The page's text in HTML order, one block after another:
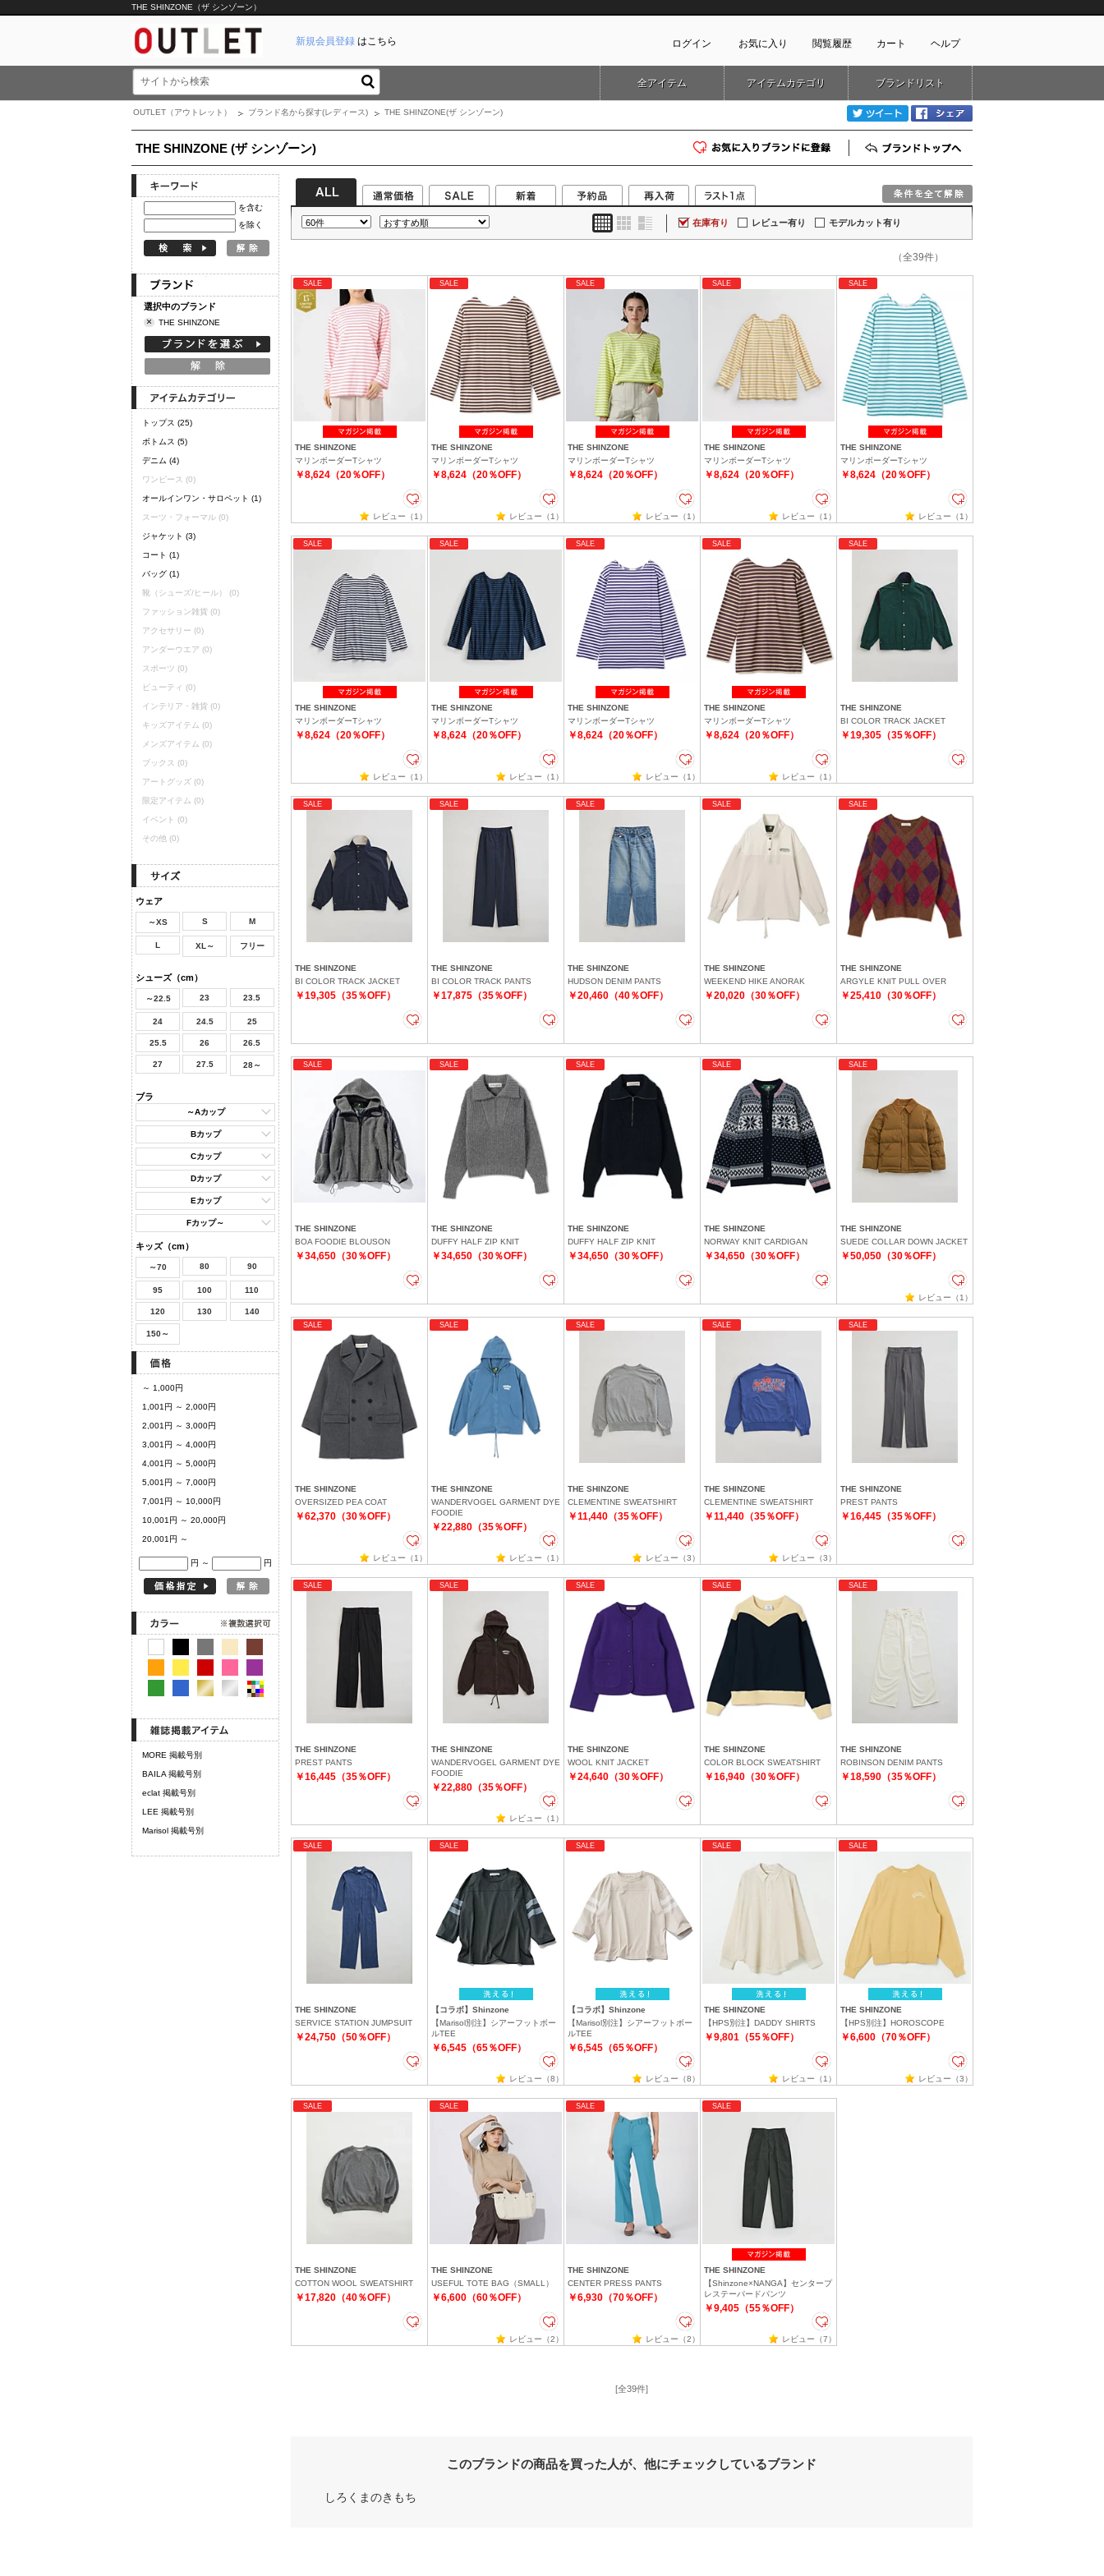
THE SHINZONE（ザ シンゾーン）
新規会員登録 はこちら ログイン お気に入り 閲覧履歴 カート
カートに商品がありません
ヘルプ
ショッピングガイド
配送・送料について
会員特典のご案内
初めてのお客様
よくあるご質問
お問合せ
ブランドリスト
アイテムカテゴリ
全アイテム
OUTLET（アウトレット） ブランド名から探す(レディース) THE SHINZONE(ザ シンゾーン)
THE SHINZONE (ザ シンゾーン)
お気に入りブランド登録
を含む
を除く
選択中のブランド
× THE SHINZONE
トップス (25)
ボトムス (5)
デニム (4)
ワンピース (0)
オールインワン・サロペット (1)
スーツ・フォーマル (0)
ジャケット (3)
コート (1)
バッグ (1)
靴（シューズ/ヒール） (0)
ファッション雑貨 (0)
アクセサリー (0)
アンダーウエア (0)
スポーツ (0)
ビューティ (0)
インテリア・雑貨 (0)
キッズアイテム (0)
メンズアイテム (0)
ブックス (0)
アートグッズ (0)
限定アイテム (0)
イベント (0)
その他 (0)
ウェア
～XS S M
L XL～ フリー
シューズ（cm）
～22.5 23 23.5
24 24.5 25
25.5 26 26.5
27 27.5 28～
ブラ
～Aカップ
Bカップ
Cカップ
Dカップ
Eカップ
Fカップ～
キッズ（cm）
～70 80 90
95 100 110
120 130 140
150～
～ 1,000円
1,001円 ～ 2,000円
2,001円 ～ 3,000円
3,001円 ～ 4,000円
4,001円 ～ 5,000円
5,001円 ～ 7,000円
7,001円 ～ 10,000円
10,001円 ～ 20,000円
20,001円 ～
円 ～ 円
MORE 掲載号別
BAILA 掲載号別
eclat 掲載号別
LEE 掲載号別
Marisol 掲載号別
在庫有り レビュー有り モデルカット有り
（全39件）
SALE
THE SHINZONE
マリンボーダーTシャツ
￥8,624（20％OFF）
レビュー（1）
SALE
THE SHINZONE
マリンボーダーTシャツ
￥8,624（20％OFF）
レビュー（1）
SALE
THE SHINZONE
マリンボーダーTシャツ
￥8,624（20％OFF）
レビュー（1）
SALE
THE SHINZONE
マリンボーダーTシャツ
￥8,624（20％OFF）
レビュー（1）
SALE
THE SHINZONE
マリンボーダーTシャツ
￥8,624（20％OFF）
レビュー（1）
SALE
THE SHINZONE
マリンボーダーTシャツ
￥8,624（20％OFF）
レビュー（1）
SALE
THE SHINZONE
マリンボーダーTシャツ
￥8,624（20％OFF）
レビュー（1）
SALE
THE SHINZONE
マリンボーダーTシャツ
￥8,624（20％OFF）
レビュー（1）
SALE
THE SHINZONE
マリンボーダーTシャツ
￥8,624（20％OFF）
レビュー（1）
SALE
THE SHINZONE
BI COLOR TRACK JACKET
￥19,305（35％OFF）
SALE
THE SHINZONE
BI COLOR TRACK JACKET
￥19,305（35％OFF）
SALE
THE SHINZONE
BI COLOR TRACK PANTS
￥17,875（35％OFF）
SALE
THE SHINZONE
HUDSON DENIM PANTS
￥20,460（40％OFF）
SALE
THE SHINZONE
WEEKEND HIKE ANORAK
￥20,020（30％OFF）
SALE
THE SHINZONE
ARGYLE KNIT PULL OVER
￥25,410（30％OFF）
SALE
THE SHINZONE
BOA FOODIE BLOUSON
￥34,650（30％OFF）
SALE
THE SHINZONE
DUFFY HALF ZIP KNIT
￥34,650（30％OFF）
SALE
THE SHINZONE
DUFFY HALF ZIP KNIT
￥34,650（30％OFF）
SALE
THE SHINZONE
NORWAY KNIT CARDIGAN
￥34,650（30％OFF）
SALE
THE SHINZONE
SUEDE COLLAR DOWN JACKET
￥50,050（30％OFF）
レビュー（1）
SALE
THE SHINZONE
OVERSIZED PEA COAT
￥62,370（30％OFF）
レビュー（1）
SALE
THE SHINZONE
WANDERVOGEL GARMENT DYE
FOODIE
￥22,880（35％OFF）
レビュー（1）
SALE
THE SHINZONE
CLEMENTINE SWEATSHIRT
￥11,440（35％OFF）
レビュー（3）
SALE
THE SHINZONE
CLEMENTINE SWEATSHIRT
￥11,440（35％OFF）
レビュー（3）
SALE
THE SHINZONE
PREST PANTS
￥16,445（35％OFF）
SALE
THE SHINZONE
PREST PANTS
￥16,445（35％OFF）
SALE
THE SHINZONE
WANDERVOGEL GARMENT DYE
FOODIE
￥22,880（35％OFF）
レビュー（1）
SALE
THE SHINZONE
WOOL KNIT JACKET
￥24,640（30％OFF）
SALE
THE SHINZONE
COLOR BLOCK SWEATSHIRT
￥16,940（30％OFF）
SALE
THE SHINZONE
ROBINSON DENIM PANTS
￥18,590（35％OFF）
SALE
THE SHINZONE
SERVICE STATION JUMPSUIT
￥24,750（50％OFF）
SALE
【コラボ】Shinzone
【Marisol別注】シアーフットボー
ルTEE
￥6,545（65％OFF）
レビュー（8）
SALE
【コラボ】Shinzone
【Marisol別注】シアーフットボー
ルTEE
￥6,545（65％OFF）
レビュー（8）
SALE
THE SHINZONE
【HPS別注】DADDY SHIRTS
￥9,801（55％OFF）
レビュー（1）
SALE
THE SHINZONE
【HPS別注】HOROSCOPE
￥6,600（70％OFF）
レビュー（3）
SALE
THE SHINZONE
COTTON WOOL SWEATSHIRT
￥17,820（40％OFF）
SALE
THE SHINZONE
USEFUL TOTE BAG（SMALL）
￥6,600（60％OFF）
レビュー（2）
SALE
THE SHINZONE
CENTER PRESS PANTS
￥6,930（70％OFF）
レビュー（2）
SALE
THE SHINZONE
【Shinzone×NANGA】センタープ
レステーパードパンツ
￥9,405（55％OFF）
レビュー（7）
[全39件]
このブランドの商品を買った人が、他にチェックしているブランド
しろくまのきもち